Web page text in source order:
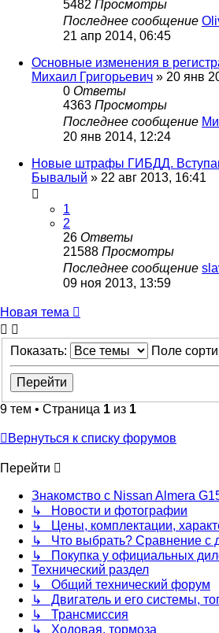
5482 Просмотры
Последнее сообщение
21 апр 2014, 06:45
Основные изменения в
Михаил Григорьевич » 20 янв
0 Ответы
4363 Просмотры
Последнее сообщение
20 янв 2014, 12:24
Новые штрафы ГИБДД.
Бывалый » 22 авг 2013, 16:41
1
2
26 Ответы
21588 Просмотры
Последнее сообщение
09 ноя 2013, 13:59
Новая тема
Показать: Поле
9 тем • Страница 1 из 1
Вернуться к списку форумов
Перейти
Знакомство с Nissan Almera
↳ Новости и фотографии
↳ Цены, комплектации,
↳ Что выбрать? Сравнение с
↳ Покупка у официальных
Технический раздел
↳ Общий технический форум
↳ Двигатель и его системы,
↳ Трансмиссия
↳ Ходовая, тормоза